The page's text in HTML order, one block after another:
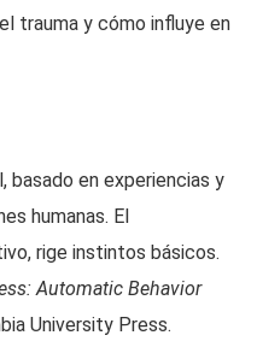
trauma y cómo influye en
basado en experiencias y
humanas. El
rige instintos básicos.
Automatic Behavior
University Press.